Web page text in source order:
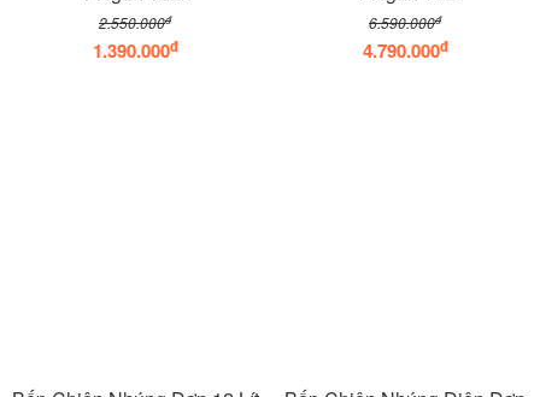
2.550.000đ
1.390.000đ
6.590.000đ
4.790.000đ